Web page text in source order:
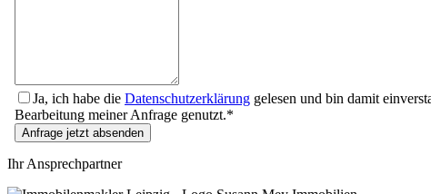
Ja, ich habe die Datenschutzerklärung gelesen und bin damit
Bearbeitung meiner Anfrage genutzt.*
Anfrage jetzt absenden
Ihr Ansprechpartner